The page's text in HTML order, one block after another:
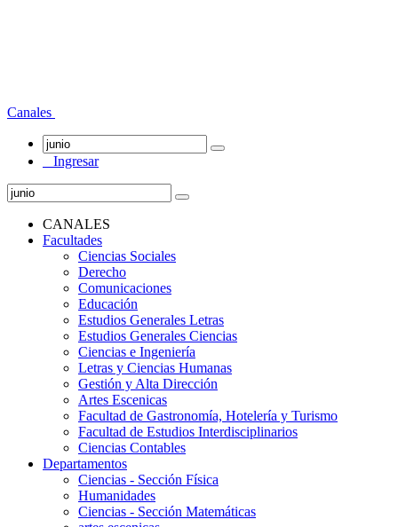
Canales
Ingresar
CANALES
Facultades
Ciencias Sociales
Derecho
Comunicaciones
Educación
Estudios Generales Letras
Estudios Generales Ciencias
Ciencias e Ingeniería
Letras y Ciencias Humanas
Gestión y Alta Dirección
Artes Escenicas
Facultad de Gastronomía, Hotelería y Turismo
Facultad de Estudios Interdisciplinarios
Ciencias Contables
Departamentos
Ciencias - Sección Física
Humanidades
Ciencias - Sección Matemáticas